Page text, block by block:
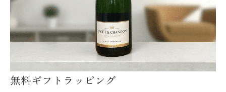
無料ギフトラッピング